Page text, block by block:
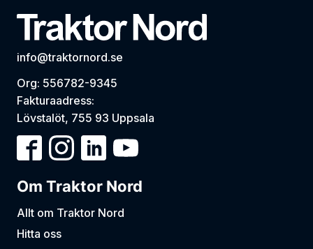
info@traktornord.se
Org: 556782-9345
Fakturaadress:
Lövstalöt, 755 93 Uppsala
Om Traktor Nord
Allt om Traktor Nord
Hitta oss